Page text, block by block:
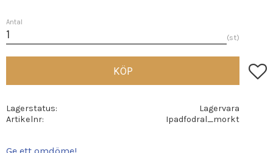
Antal
st
KÖP
Lagerstatus
Lagervara
Artikelnr
Ipadfodral_morkt